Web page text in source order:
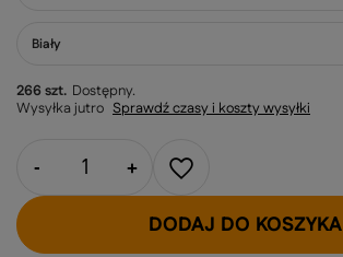
Biały
266 szt. Dostępny
Wysyłka jutro Sprawdź czasy i koszty wysyłki
- +
DODAJ DO KOSZYKA